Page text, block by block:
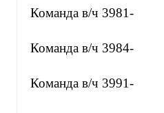
Команда в/ч 3981-
Команда в/ч 3984-
Команда в/ч 3991-